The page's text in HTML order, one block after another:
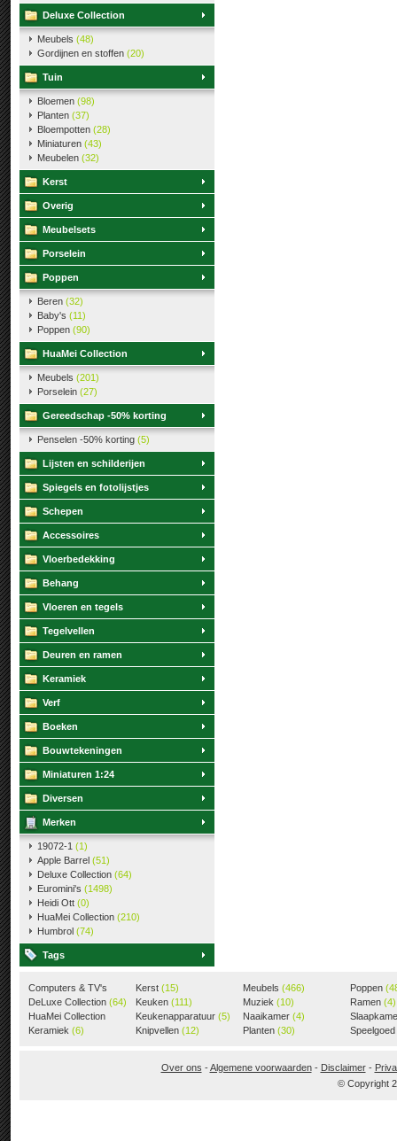
Deluxe Collection
Meubels (48)
Gordijnen en stoffen (20)
Tuin
Bloemen (98)
Planten (37)
Bloempotten (28)
Miniaturen (43)
Meubelen (32)
Kerst
Overig
Meubelsets
Porselein
Poppen
Beren (32)
Baby's (11)
Poppen (90)
HuaMei Collection
Meubels (201)
Porselein (27)
Gereedschap -50% korting
Penselen -50% korting (5)
Lijsten en schilderijen
Spiegels en fotolijstjes
Schepen
Accessoires
Vloerbedekking
Behang
Vloeren en tegels
Tegelvellen
Deuren en ramen
Keramiek
Verf
Boeken
Bouwtekeningen
Miniaturen 1:24
Diversen
Merken
19072-1 (1)
Apple Barrel (51)
Deluxe Collection (64)
Euromini's (1498)
Heidi Ott (0)
HuaMei Collection (210)
Humbrol (74)
Tags
Computers & TV's
(18)
DeLuxe Collection (64)
HuaMei Collection
(205)
Keramiek (6)
Kerst (15)
Keuken (111)
Keukenapparatuur (5)
Knipvellen (12)
Meubels (466)
Muziek (10)
Naaikamer (4)
Planten (30)
Poppen
Ramen (4)
Speelgoed
Over ons -Algemene voorwaarden- Disclaimer-
© Copyright